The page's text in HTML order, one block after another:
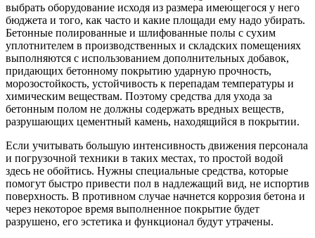
выбрать оборудование исходя из размера имеющегося у него
бюджета и того, как часто и какие площади ему надо убирать.
Бетонные полированные и шлифованные полы с сухим
уплотнителем в производственных и складских помещениях
выполняются с использованием дополнительных добавок,
придающих бетонному покрытию ударную прочность,
морозостойкость, устойчивость к перепадам температуры и
химическим веществам. Поэтому средства для ухода за
бетонным полом не должны содержать вредных веществ,
разрушающих цементный камень, находящийся в покрытии.
Если учитывать большую интенсивность движения персонала
и погрузочной техники в таких местах, то простой водой
здесь не обойтись. Нужны специальные средства, которые
помогут быстро привести пол в надлежащий вид, не испортив
поверхность. В противном случае начнется коррозия бетона и
через некоторое время выполненное покрытие будет
разрушено, его эстетика и функционал будут утрачены.